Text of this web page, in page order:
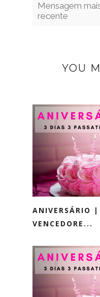
Mensagem
recente
YOU
ANIVERSÁRIO
VENCEDORE...